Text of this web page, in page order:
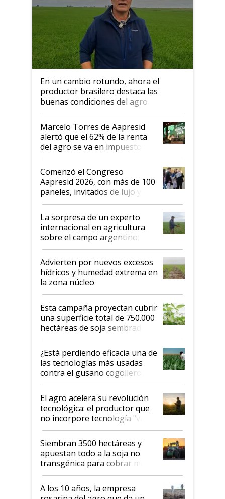
En un cambio rotundo, ahora el
productor brasilero destaca las
buenas condiciones del agro
argentino para invertir: "Los veo
más motivados"
Marcelo Torres de Aapresid
alertó que el 62% de la renta
del agro se va en impuestos:
"No es bueno que en
Argentina se sigan discutiendo
las mismas cosas de hace 50
años"
Comenzó el Congreso
Aapresid 2026, con más de 100
paneles, invitados de lujo y
todas las tendencias
La sorpresa de un experto
internacional en agricultura
sobre el campo argentino:
"Estoy muy impresionado"
Advierten por nuevos excesos
hídricos y humedad extrema en
la zona núcleo
Esta campaña proyectan cubrir
una superficie total de 750.000
hectáreas de soja sembradas
con una nueva generación de
variedades que marcan un
salto tecnológico en genética y
rendimiento
¿Está perdiendo eficacia una de
las tecnologías más usadas
contra el gusano cogollero? El
desafío de una tecnología clave
El agro acelera su revolución
tecnológica: el productor que
no incorpore tecnología "va a
perder el tren"
Siembran 3500 hectáreas y
apuestan todo a la soja no
transgénica para cobrar más
por tonelada: compraron un
semillero
A los 10 años, la empresa